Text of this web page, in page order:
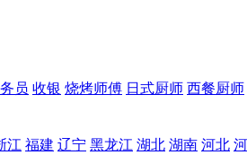
员 收银 烧烤师傅 日式厨师 西餐厨师
江 福建 辽宁 黑龙江 湖北 湖南 河北